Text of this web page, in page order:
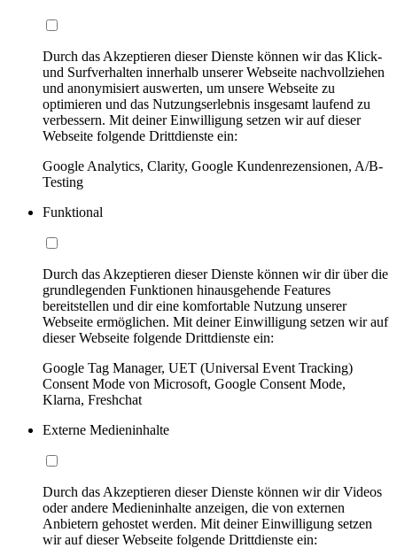
Durch das Akzeptieren dieser Dienste können wir das Klick-
und Surfverhalten innerhalb unserer Webseite nachvollziehen
und anonymisiert auswerten, um unsere Webseite zu
optimieren und das Nutzungserlebnis insgesamt laufend zu
verbessern. Mit deiner Einwilligung setzen wir auf dieser
Webseite folgende Drittdienste ein:
Google Analytics, Clarity, Google Kundenrezensionen, A/B-
Testing
Funktional
Durch das Akzeptieren dieser Dienste können wir dir über die
grundlegenden Funktionen hinausgehende Features
bereitstellen und dir eine komfortable Nutzung unserer
Webseite ermöglichen. Mit deiner Einwilligung setzen wir auf
dieser Webseite folgende Drittdienste ein:
Google Tag Manager, UET (Universal Event Tracking)
Consent Mode von Microsoft, Google Consent Mode,
Klarna, Freshchat
Externe Medieninhalte
Durch das Akzeptieren dieser Dienste können wir dir Videos
oder andere Medieninhalte anzeigen, die von externen
Anbietern gehostet werden. Mit deiner Einwilligung setzen
wir auf dieser Webseite folgende Drittdienste ein: